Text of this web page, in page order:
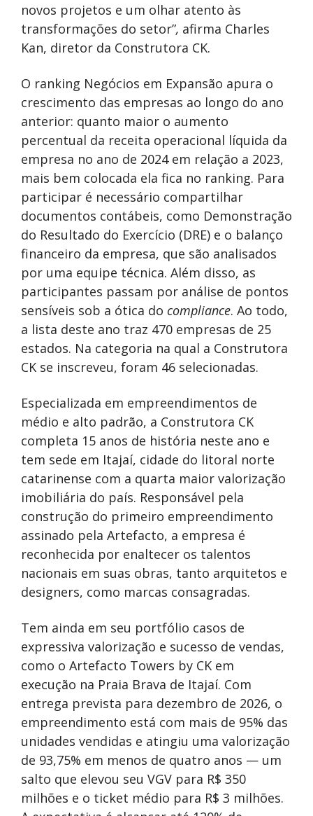
novos projetos e um olhar atento às
transformações do setor”, afirma Charles
Kan, diretor da Construtora CK.
O ranking Negócios em Expansão apura o
crescimento das empresas ao longo do ano
anterior: quanto maior o aumento
percentual da receita operacional líquida da
empresa no ano de 2024 em relação a 2023,
mais bem colocada ela fica no ranking. Para
participar é necessário compartilhar
documentos contábeis, como Demonstração
do Resultado do Exercício (DRE) e o balanço
financeiro da empresa, que são analisados
por uma equipe técnica. Além disso, as
participantes passam por análise de pontos
sensíveis sob a ótica do compliance. Ao todo,
a lista deste ano traz 470 empresas de 25
estados. Na categoria na qual a Construtora
CK se inscreveu, foram 46 selecionadas.
Especializada em empreendimentos de
médio e alto padrão, a Construtora CK
completa 15 anos de história neste ano e
tem sede em Itajaí, cidade do litoral norte
catarinense com a quarta maior valorização
imobiliária do país. Responsável pela
construção do primeiro empreendimento
assinado pela Artefacto, a empresa é
reconhecida por enaltecer os talentos
nacionais em suas obras, tanto arquitetos e
designers, como marcas consagradas.
Tem ainda em seu portfólio casos de
expressiva valorização e sucesso de vendas,
como o Artefacto Towers by CK em
execução na Praia Brava de Itajaí. Com
entrega prevista para dezembro de 2026, o
empreendimento está com mais de 95% das
unidades vendidas e atingiu uma valorização
de 93,75% em menos de quatro anos — um
salto que elevou seu VGV para R$ 350
milhões e o ticket médio para R$ 3 milhões.